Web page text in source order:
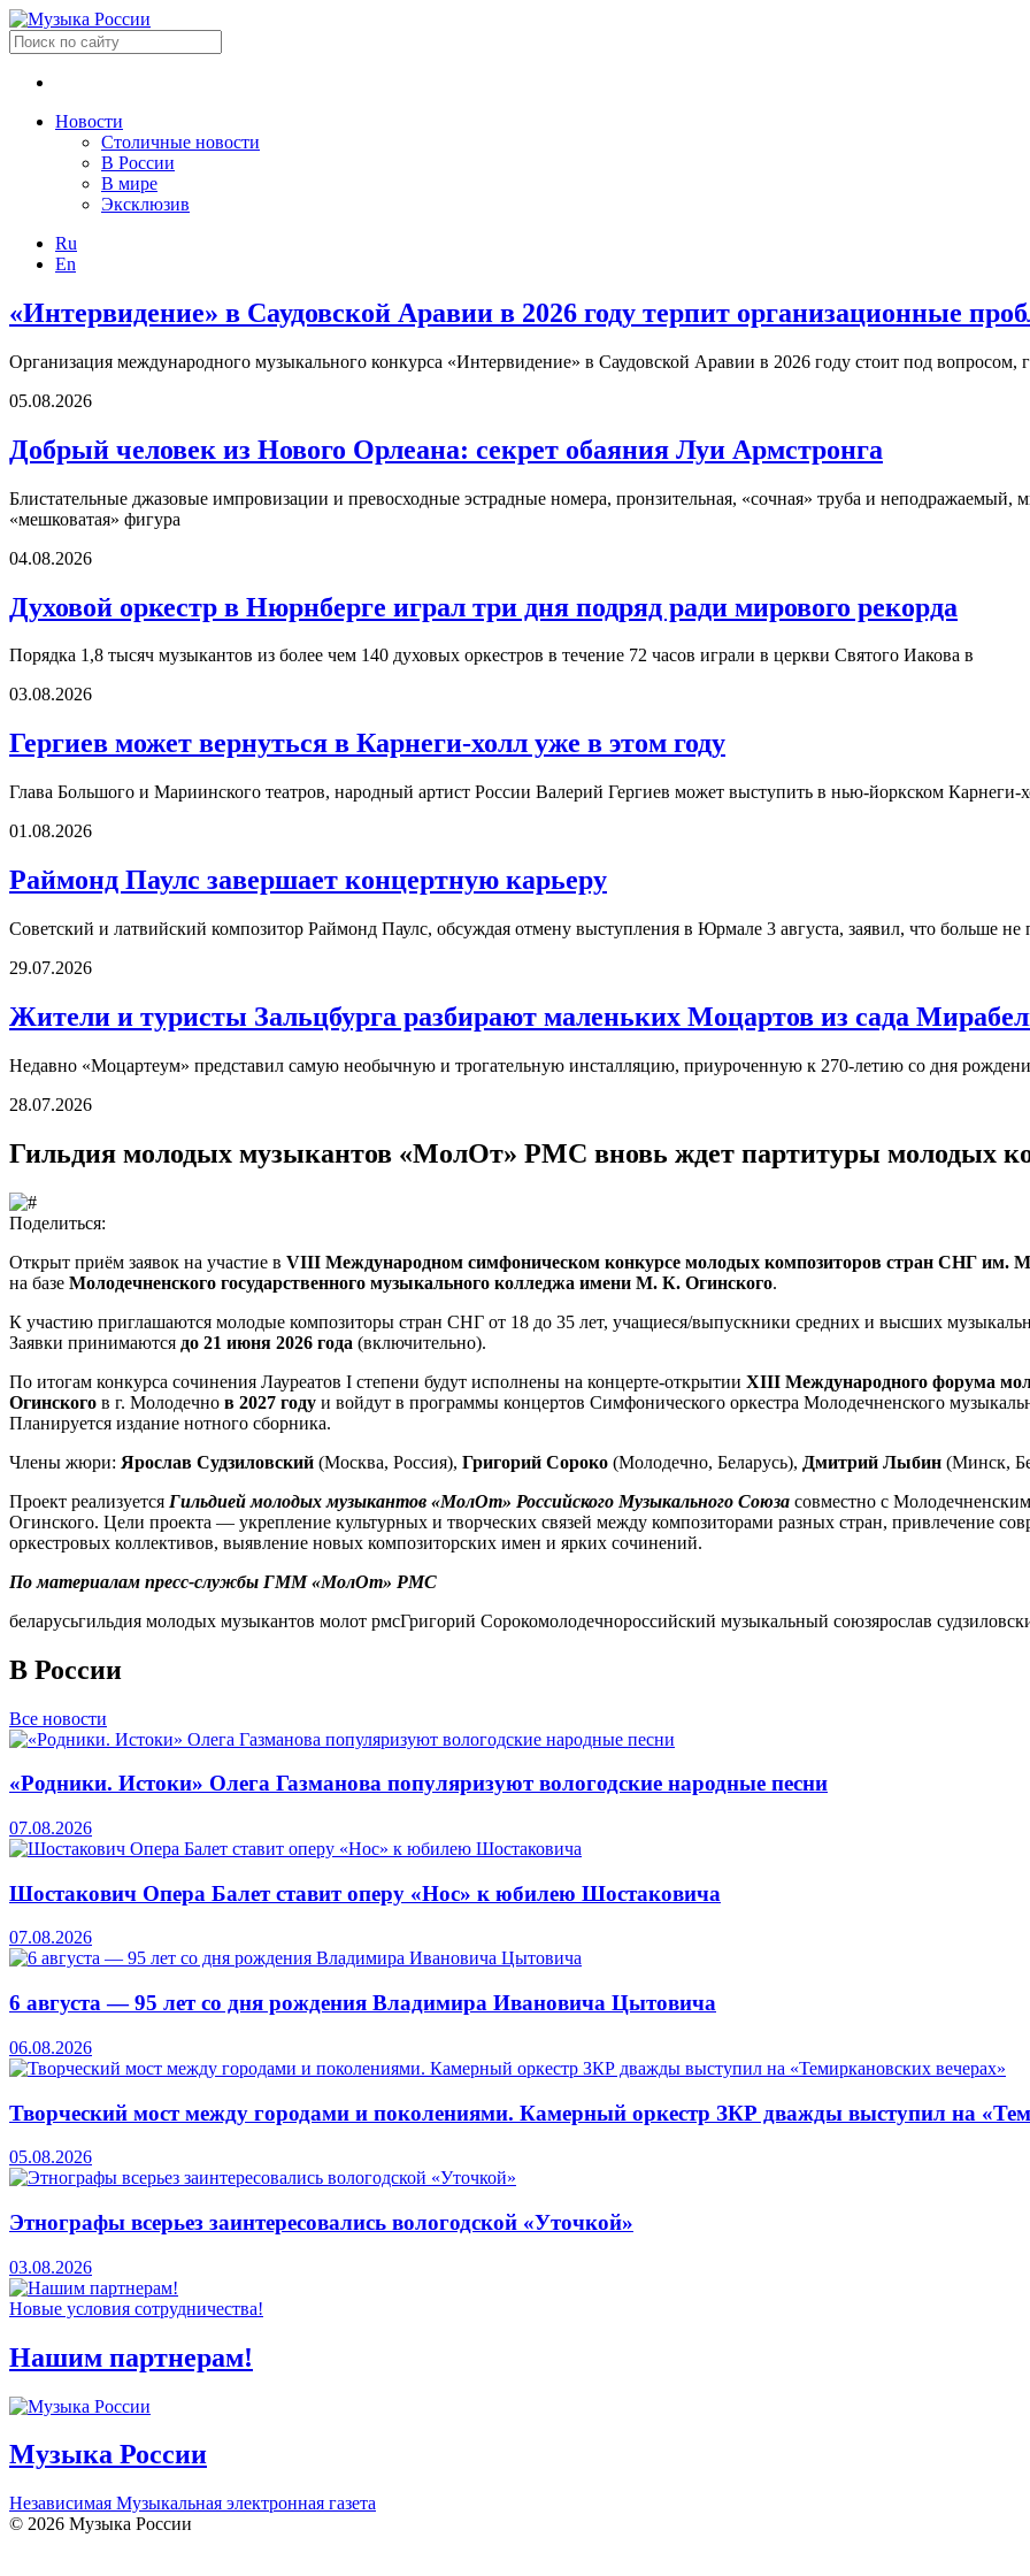
Новости
Столичные новости
В России
В мире
Эксклюзив
Ru
En
«Интервидение» в Саудовской Аравии в 2026 году терпит организационные
Организация международного музыкального конкурса «Интервидение» в Саудовской Аравии в 2026 году стоит под вопросом,
05.08.2026
Добрый человек из Нового Орлеана: секрет обаяния Луи Армстронга
Блистательные джазовые импровизации и превосходные эстрадные номера, пронзительная, «сочная» труба и неподражаемый,
«мешковатая» фигура
04.08.2026
Духовой оркестр в Нюрнберге играл три дня подряд ради мирового рекорда
Порядка 1,8 тысяч музыкантов из более чем 140 духовых оркестров в течение 72 часов играли в церкви Святого Иакова в
03.08.2026
Гергиев может вернуться в Карнеги-холл уже в этом году
Глава Большого и Мариинского театров, народный артист России Валерий Гергиев может выступить в нью-йоркском Карнеги-
01.08.2026
Раймонд Паулс завершает концертную карьеру
Советский и латвийский композитор Раймонд Паулс, обсуждая отмену выступления в Юрмале 3 августа, заявил, что больше не
29.07.2026
Жители и туристы Зальцбурга разбирают маленьких Моцартов из сада
Недавно «Моцартеум» представил самую необычную и трогательную инсталляцию, приуроченную к 270-летию со дня
28.07.2026
Гильдия молодых музыкантов «МолОт» РМС вновь ждет партитуры молодых
Поделиться:
Открыт приём заявок на участие в VIII Международном симфоническом конкурсе молодых композиторов стран СНГ им.
на базе Молодечненского государственного музыкального колледжа имени М. К. Огинского.
К участию приглашаются молодые композиторы стран СНГ от 18 до 35 лет, учащиеся/выпускники средних и высших
Заявки принимаются до 21 июня 2026 года (включительно).
По итогам конкурса сочинения Лауреатов I степени будут исполнены на концерте-открытии XIII Международного форума
Огинского в г. Молодечно в 2027 году и войдут в программы концертов Симфонического оркестра Молодечненского
Планируется издание нотного сборника.
Члены жюри: Ярослав Судзиловский (Москва, Россия), Григорий Сороко (Молодечно, Беларусь), Дмитрий Лыбин (Минск,
Проект реализуется Гильдией молодых музыкантов «МолОт» Российского Музыкального Союза совместно с
Огинского. Цели проекта — укрепление культурных и творческих связей между композиторами разных стран, привлечение
оркестровых коллективов, выявление новых композиторских имен и ярких сочинений.
По материалам пресс-службы ГММ «МолОт» РМС
беларусьгильдия молодых музыкантов молот рмсГригорий Сорокомолодечнороссийский музыкальный союзярослав
В России
Все новости
«Родники. Истоки» Олега Газманова популяризуют вологодские народные песни
07.08.2026
Шостакович Опера Балет ставит оперу «Нос» к юбилею Шостаковича
07.08.2026
6 августа — 95 лет со дня рождения Владимира Ивановича Цытовича
06.08.2026
Творческий мост между городами и поколениями. Камерный оркестр ЗКР дважды выступил на
05.08.2026
Этнографы всерьез заинтересовались вологодской «Уточкой»
03.08.2026
Новые условия сотрудничества!
Нашим партнерам!
Музыка России
Независимая Музыкальная электронная газета
© 2026 Музыка России